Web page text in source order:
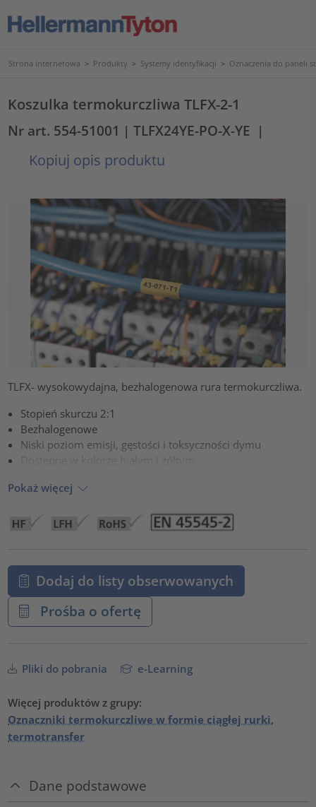
Strona internetowa > Produkty > Systemy identyfikacji > Oznaczenia do paneli
Koszulka termokurczliwa TLFX-2-1
Nr art. 554-51001 | TLFX24YE-PO-X-YE |
Kopiuj opis produktu
TLFX- wysokowydajna, bezhalogenowa rura termokurczliwa.
Stopień skurczu 2:1
Bezhalogenowe
Niski poziom emisji, gęstości i toksyczności dymu
Pokaż więcej
Dodaj do listy obserwowanych
Prośba o ofertę
Pliki do pobrania e-Learning
Więcej produktów z grupy:
Oznaczniki termokurczliwe w formie ciągłej rurki,
termotransfer
Dane podstawowe